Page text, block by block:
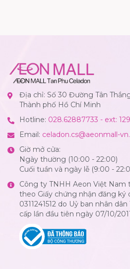
Địa chỉ: Số 30 Đường Tân
Thành phố Hồ Chí Minh
Hotline: 028.62887733 - ext: 129
Email: celadon.cs@aeonmall-
Giờ mở cửa:
Ngày thường (10:00 - 22:00)
Cuối tuần và ngày lễ (9:00 -
Công ty TNHH Aeon Việt Nam
theo Giấy chứng nhận đăng ký
0311241512 do Uỷ ban nhân
cấp lần đầu tiên ngày 07/10/